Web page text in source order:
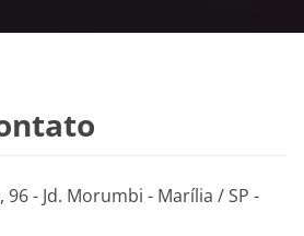
96 - Jd. Morumbi - Marília / SP -